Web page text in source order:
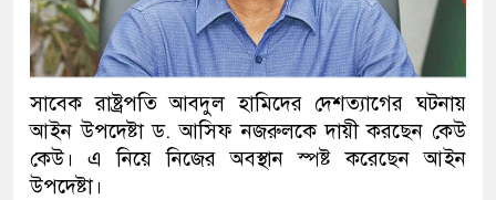
সাবেক রাষ্ট্রপতি আবদুল হামিদের দেশত্যাগের ঘটনায়
আইন উপদেষ্টা ড. আসিফ নজরুলকে দায়ী করছেন কেউ
কেউ। এ নিয়ে নিজের অবস্থান স্পষ্ট করেছেন আইন
উপদেষ্টা।